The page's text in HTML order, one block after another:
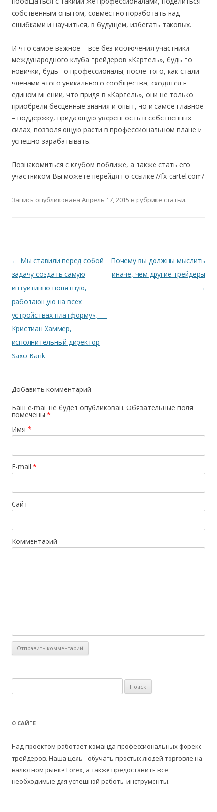
собственным опытом, совместно поработать над
ошибками и научиться, в будущем, избегать таковых.
И что самое важное – все без исключения участники
международного клуба трейдеров «Картель», будь то
новички, будь то профессионалы, после того, как стали
членами этого уникального сообщества, сходятся в
едином мнении, что придя в «Картель», они не только
приобрели бесценные знания и опыт, но и самое главное
– поддержку, придающую уверенность в собственных
силах, позволяющую расти в профессиональном плане и
успешно зарабатывать.
Познакомиться с клубом поближе, а также стать его
участником Вы можете перейдя по ссылке //fx-cartel.com/
Запись опубликована Апрель 17, 2015 в рубрике статьи.
Навигация
по
записям
← Мы ставили перед собой
задачу создать самую
интуитивно понятную,
работающую на всех
устройствах платформу», —
Кристиан Хаммер,
исполнительный директор
Saxo Bank
Почему вы должны мыслить
иначе, чем другие трейдеры
→
Добавить комментарий
Ваш e-mail не будет опубликован. Обязательные поля
помечены *
Имя *
E-mail *
Сайт
Комментарий
а
т
:
О САЙТЕ
Над проектом работает команда профессиональных форекс
трейдеров. Наша цель - обучать простых людей торговле на
валютном рынке Forex, а также предоставить все
необходимые для успешной работы инструменты.